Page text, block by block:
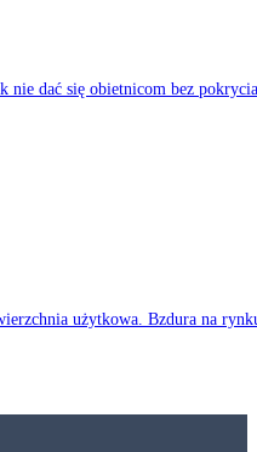
nie dać się obietnicom bez
użytkowa. Bzdura na